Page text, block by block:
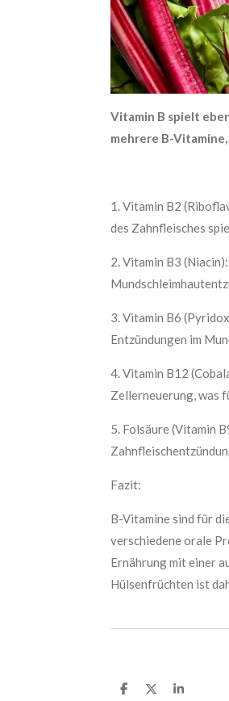
Vitamin B spielt
mehrere B-
1.Vitamin B2
des Zahnfleisches
2.Vitamin B3 (Niacin):
3.Vitamin B6
Entzündungen im
4.Vitamin B12
Zellerneuerung, was
5. Folsäure (Vitamin
Fazit:
B-Vitamine sind für
verschiedene orale
Ernährung mit einer
Hülsenfrüchten ist
T
T
T